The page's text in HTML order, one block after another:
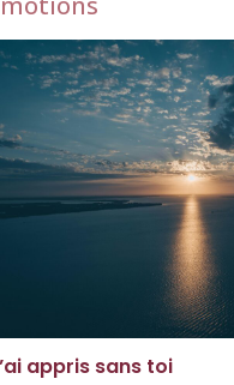
appris sans toi